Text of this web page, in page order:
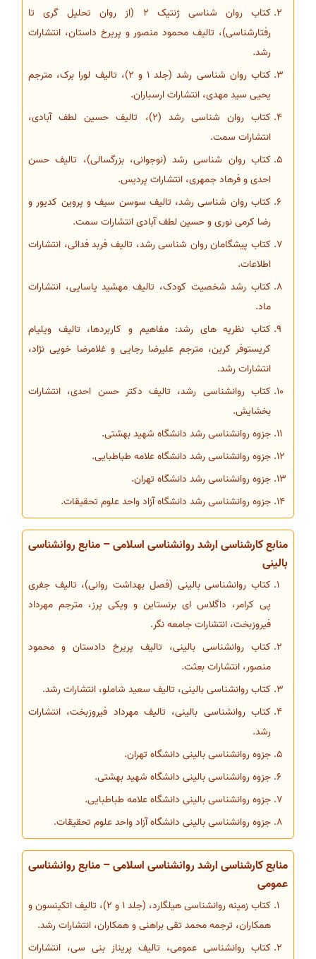
کتاب روان شناسی ژنتیک 2 (از روان تحلیل گری تا
رفتارشناسی)، تالیف محمود منصور و پریرخ داستان، انتشارات
رشد.
کتاب روان شناسی رشد (جلد 1 و 2)، تالیف لورا برک، مترجم
یحیی سید مهدی، انتشارات ارسباران.
کتاب روان شناسی رشد (2)، تالیف حسین لطف آبادی،
انتشارات سمت.
کتاب روان شناسی رشد (نوجوانی، بزرگسالی)، تالیف حسن
احدی و فرهاد جمهری، انتشارات پردیس.
کتاب روان شناسی رشد، تالیف سوسن سیف و پروین کدیور و
رضا کرمی نوری و حسین لطف آبادی انتشارات سمت.
کتاب پیشگامان روان شناسی رشد، تالیف فربد فدائی، انتشارات
اطلاعات.
کتاب رشد شخصیت کودک، تالیف مهشید یاسایی، انتشارات
ماد.
کتاب نظریه های رشد: مفاهیم و کاربردها، تالیف ویلیام
کریستوفر کرین، مترجم علیرضا رجایی و غلامرضا خویی نژاد،
انتشارات رشد.
کتاب روانشناسی رشد، تالیف دکتر حسن احدی، انتشارات
بخشایش.
جزوه روانشناسی رشد دانشگاه شهید بهشتی.
جزوه روانشناسی رشد دانشگاه علامه طباطبایی.
جزوه روانشناسی رشد دانشگاه تهران.
جزوه روانشناسی رشد دانشگاه آزاد واحد علوم تحقیقات.
منابع کارشناسی ارشد روانشناسی اسلامی – منابع روانشناسی
بالینی
کتاب روانشناسی بالینی (فصل بهداشت روانی)، تالیف جفری
پی کرامر، داگلاس ای برنستاین و ویکی پرز، مترجم مهرداد
فیروزبخت، انتشارات جامعه نگر.
کتاب روانشناسی بالینی، تالیف پریرخ دادستان و محمود
منصور، انتشارات بعثت.
کتاب روانشناسی بالینی، تالیف سعید شاملو، انتشارات رشد.
کتاب روانشناسی بالینی، تالیف مهرداد فیروزبخت، انتشارات
رشد.
جزوه روانشناسی بالینی دانشگاه تهران.
جزوه روانشناسی بالینی دانشگاه شهید بهشتی.
جزوه روانشناسی بالینی دانشگاه علامه طباطبایی.
جزوه روانشناسی بالینی دانشگاه آزاد واحد علوم تحقیقات.
منابع کارشناسی ارشد روانشناسی اسلامی – منابع روانشناسی
عمومی
کتاب زمینه روانشناسی هیلگارد، (جلد 1 و 2)، تالیف اتکینسون و
همکاران، ترجمه محمد تقی براهنی و همکاران، انتشارات رشد.
کتاب روانشناسی عمومی، تالیف پریناز بنی سی، انتشارات